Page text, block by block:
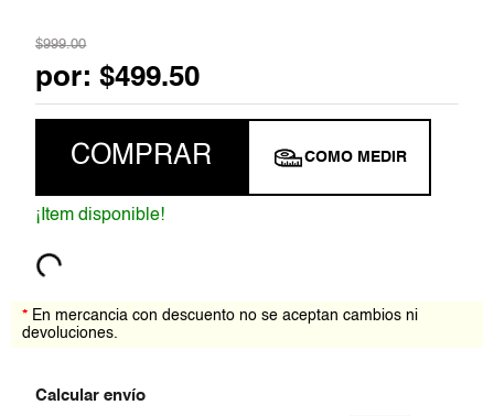
$999.00
por:$499.50
COMPRAR COMO MEDIR
¡Item disponible!
* En mercancia con descuento no se aceptan cambios ni
devoluciones.
7.
. blazer